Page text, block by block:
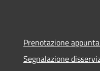
Prenotazione
Segnalazione